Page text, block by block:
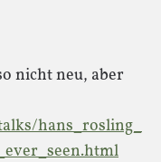
nicht neu, aber
hans_rosling_